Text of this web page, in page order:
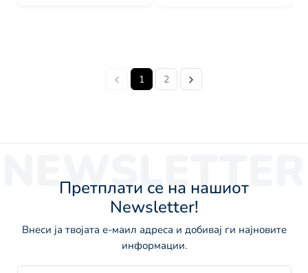
1 2
NEWSLETTER
Претплати се на нашиот
Newsletter!
Внеси ја твојата е-маил адреса и добивај ги најновите
информации.